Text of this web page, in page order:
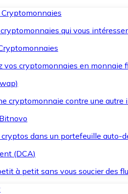
qui vous
vos cryptomonnaies en monnaie
cryptomonnaie contre une
dans un portefeuille auto-
(DCA)
à petit sans vous soucier des